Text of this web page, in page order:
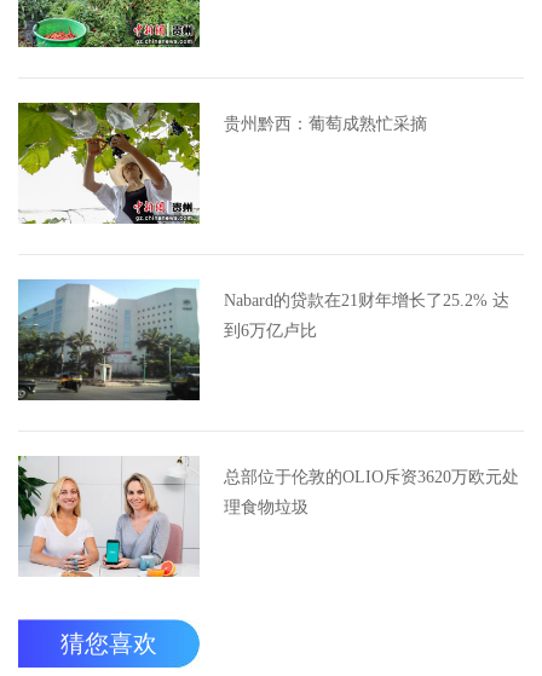
贵州黔西：葡萄成熟忙采摘
Nabard的贷款在21财年增长了25.2% 达
到6万亿卢比
总部位于伦敦的OLIO斥资3620万欧元处
理食物垃圾
猜您喜欢